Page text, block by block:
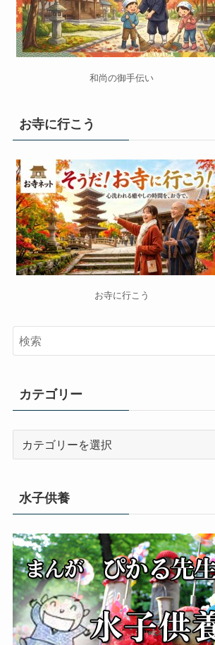
和尚の御手伝い
お寺に行こう
お寺に行こう
カテゴリー
水子供養